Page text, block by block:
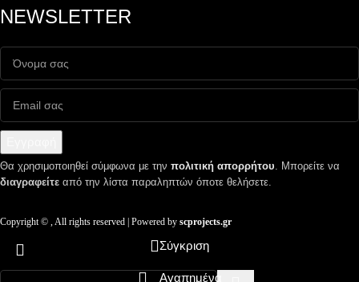
NEWSLETTER
Θα χρησιμοποιηθεί σύμφωνα με την πολιτική απορρήτου . Μπορείτε να
διαγραφείτε από την λίστα παραληπτών όποτε θελήσετε.
Copyright © , All rights reserved | Powered by scprojects.gr
Σύγκριση
Αγαπημένα